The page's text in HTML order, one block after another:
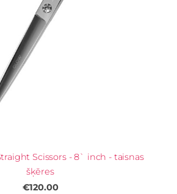
Scissors - 8` inch - taisnas
šķēres
€120.00